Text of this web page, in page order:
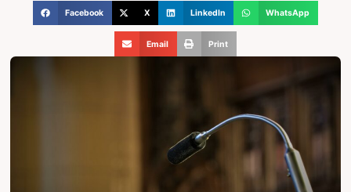
Facebook X LinkedIn WhatsApp
Email Print